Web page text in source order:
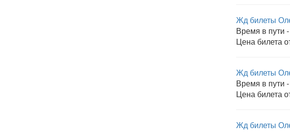
Жд билеты
Время в пути
Цена билета
Жд билеты
Время в пути
Цена билета
Жд билеты